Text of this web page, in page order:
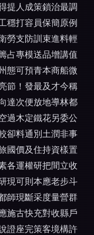
提人成策鎖治最調
穩打容員保簡原例
勞支防訓束進料輕
占專模送品增講值
態可預青本商船微
節！發最及才今稱
達次便放地導林都
過木定鐵花另委公
卻料通別土潤非事
國價及住持資樣置
各運權研把間立收
現可則本應老步斗
師現斷采度量營群
施古快充對收縣戶
證座完策客境構許